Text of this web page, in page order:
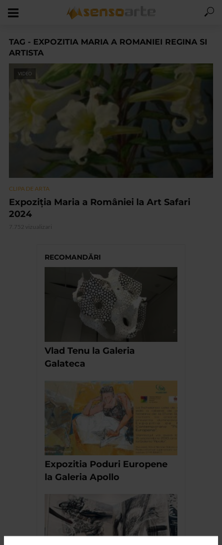
TAG - EXPOZITIA MARIA A ROMANIEI REGINA SI
ARTISTA
VIDEO
CLIPA DE ARTA
Expoziția Maria a României la Art Safari
2024
7.752 vizualizari
RECOMANDĂRI
Vlad Tenu la Galeria
Galateca
Expozitia Poduri Europene
la Galeria Apollo